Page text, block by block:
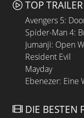
TOP TRAILER
Avengers 5:
Spider-Man 4:
Jumanji: Open
Resident Evil
Mayday
Ebenezer: Eine
DIE BESTEN